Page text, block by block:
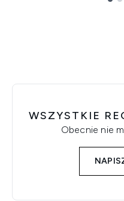
WSZYSTKIE
Obecnie nie